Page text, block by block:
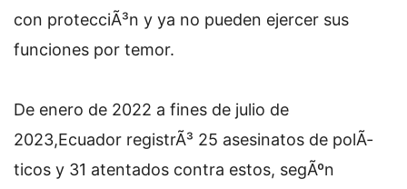
con protecciÃ³n y ya no pueden ejercer sus
funciones por temor.
De enero de 2022 a fines de julio de
2023,Ecuador registrÃ³ 25 asesinatos de polÃ­
ticos y 31 atentados contra estos, segÃºn